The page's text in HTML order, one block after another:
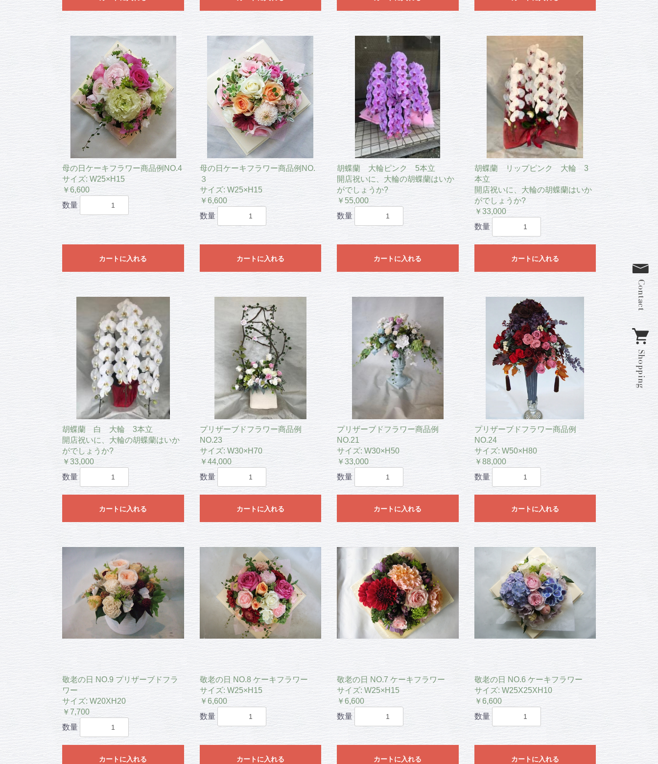
母の日ケーキフラワー商品例NO.4
サイズ: W25×H15
￥6,600
数量
カートに入れる
母の日ケーキフラワー商品例NO.
３
サイズ: W25×H15
￥6,600
数量
カートに入れる
胡蝶蘭 大輪ピンク 5本立
開店祝いに、大輪の胡蝶蘭はいか
がでしょうか?
￥55,000
数量
カートに入れる
胡蝶蘭 リップピンク 大輪 3
本立
開店祝いに、大輪の胡蝶蘭はいか
がでしょうか?
￥33,000
数量
カートに入れる
胡蝶蘭 白 大輪 3本立
開店祝いに、大輪の胡蝶蘭はいか
がでしょうか?
￥33,000
数量
カートに入れる
プリザーブドフラワー商品例
NO.23
サイズ: W30×H70
￥44,000
数量
カートに入れる
プリザーブドフラワー商品例
NO.21
サイズ: W30×H50
￥33,000
数量
カートに入れる
プリザーブドフラワー商品例
NO.24
サイズ: W50×H80
￥88,000
数量
カートに入れる
敬老の日 NO.9 プリザーブドフラ
ワー
サイズ: W20XH20
￥7,700
数量
カートに入れる
敬老の日 NO.8 ケーキフラワー
サイズ: W25×H15
￥6,600
数量
カートに入れる
敬老の日 NO.7 ケーキフラワー
サイズ: W25×H15
￥6,600
数量
カートに入れる
敬老の日 NO.6 ケーキフラワー
サイズ: W25X25XH10
￥6,600
数量
カートに入れる